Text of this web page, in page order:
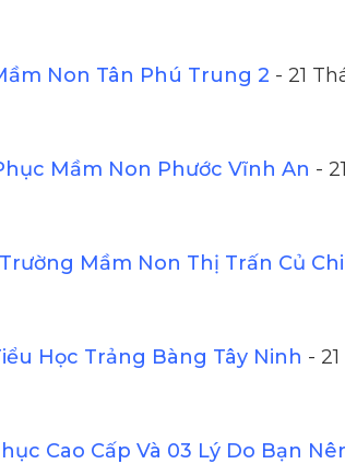
Non Tân Phú Trung 2 - 21
Mầm Non Phước Vĩnh An - 21
Mầm Non Thị Trấn Củ Chi
Học Trảng Bàng Tây Ninh - 21
Cao Cấp Và 03 Lý Do Bạn